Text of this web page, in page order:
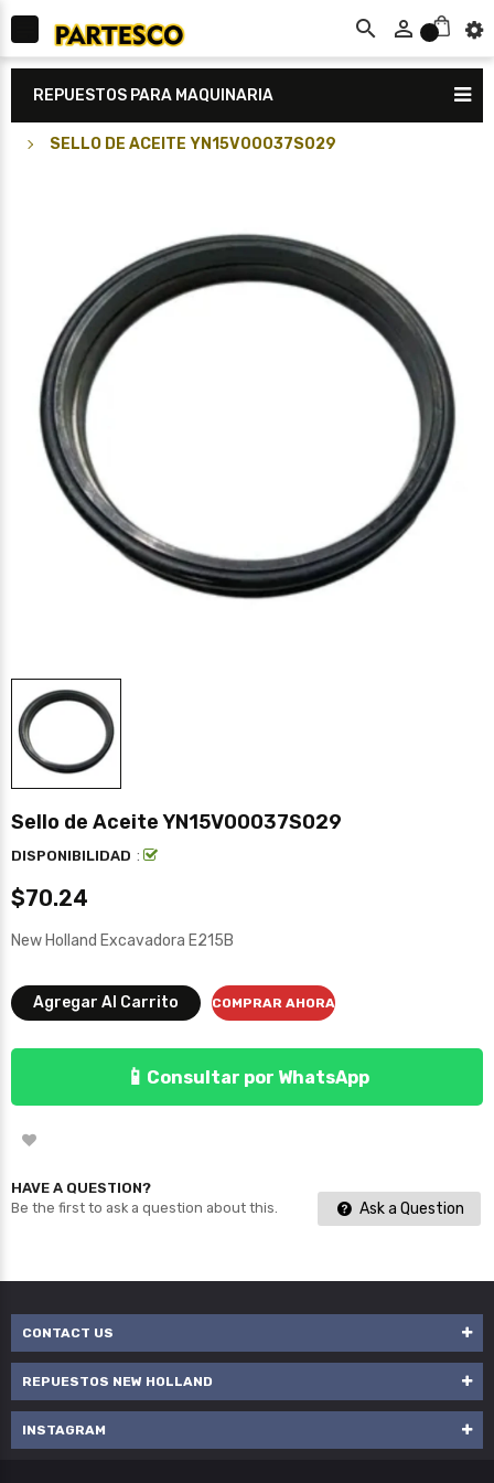
 
REPUESTOS PARA MAQUINARIA
SELLO DE ACEITE YN15V00037S029
Sello de Aceite YN15V00037S029
DISPONIBILIDAD :
$70.24
New Holland Excavadora E215B
Agregar Al Carrito COMPRAR AHORA
📱 Consultar por WhatsApp
HAVE A QUESTION?
Be the first to ask a question about this.
Ask a Question
CONTACT US
REPUESTOS NEW HOLLAND
INSTAGRAM